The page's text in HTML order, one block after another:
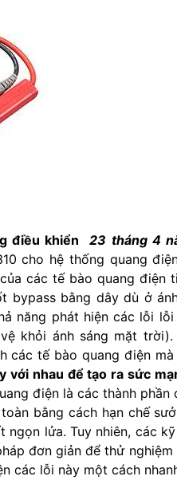
điều khiển
23 tháng 4
cho hệ thống quang
các tế bào quang điện
bằng dây dù ở
năng phát hiện các lỗi lỗi
khỏi ánh sáng mặt
các tế bào quang điện
với nhau để tạo ra sức
điện là các thành phần
bằng cách hạn chế
lửa. Tuy nhiên, các
đơn giản để thử nghiệm
các lỗi này một cách